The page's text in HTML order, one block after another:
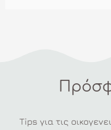
Tips για τις